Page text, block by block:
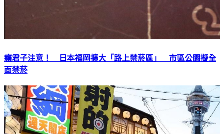
癮君子注意！ 日本福岡擴大「路上禁菸區」 市區公園擬全
面禁菸